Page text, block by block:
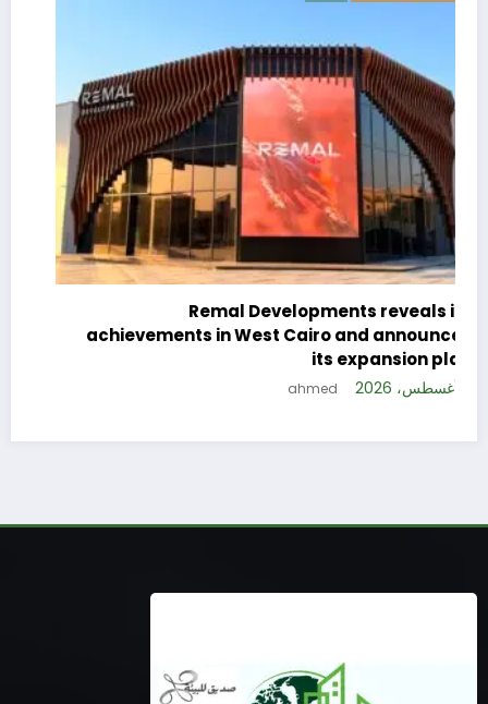
Remal Developments reveals its
achievements in West Cairo and announces
its expansion plan
5 أغسطس، 2026 ahmed